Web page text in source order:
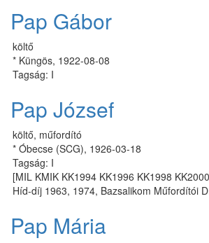
Pap Gábor
költő
* Küngös, 1922-08-08
Tagság: I
Pap József
költő, műfordító
* Óbecse (SCG), 1926-03-18
Tagság: I
[MIL KMIK KK1994 KK1996 KK1998
Híd-díj 1963, 1974, Bazsalikom Műfordítói
Pap Mária